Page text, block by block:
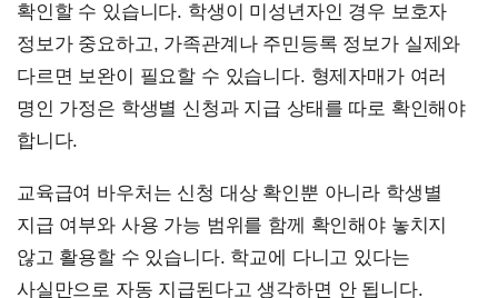
확인할 수 있습니다. 학생이 미성년자인 경우 보호자
정보가 중요하고, 가족관계나 주민등록 정보가 실제와
다르면 보완이 필요할 수 있습니다. 형제자매가 여러
명인 가정은 학생별 신청과 지급 상태를 따로 확인해야
합니다.
교육급여 바우처는 신청 대상 확인뿐 아니라 학생별
지급 여부와 사용 가능 범위를 함께 확인해야 놓치지
않고 활용할 수 있습니다. 학교에 다니고 있다는
사실만으로 자동 지급된다고 생각하면 안 됩니다.